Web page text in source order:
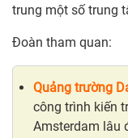
trung một số trung
Đoàn tham quan:
Quảng trường
công trình kiến
Amsterdam lâu